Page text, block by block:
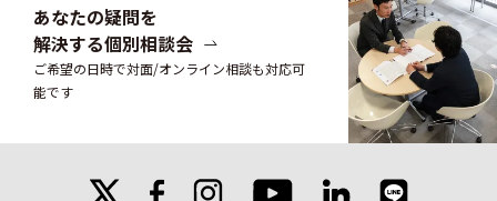
あなたの疑問を
解決する個別相談会
ご希望の日時で対面/オンライン相談も対応可
能です
facebookinstagram
linkedin line